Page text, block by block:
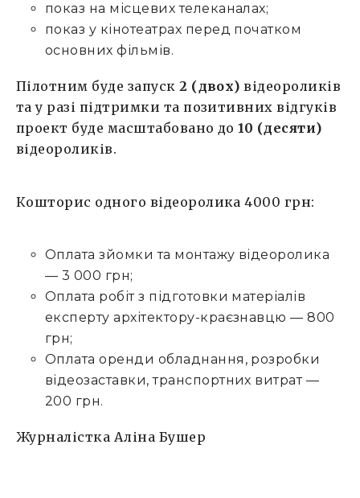
показ на місцевих телеканалах;
показ у кінотеатрах перед початком
основних фільмів.
Пілотним буде запуск2 (двох) відеороликів
та у разі підтримки та позитивних відгуків
проект буде масштабовано до10 (десяти)
відеороликів.
Кошторис одного відеоролика 4000 грн:
Оплата зйомки та монтажу відеоролика
— 3 000 грн;
Оплата робіт з підготовки матеріалів
експерту архітектору-краєзнавцю — 800
грн;
Оплата оренди обладнання, розробки
відеозаставки, транспортних витрат —
200 грн.
Журналістка Аліна Бушер